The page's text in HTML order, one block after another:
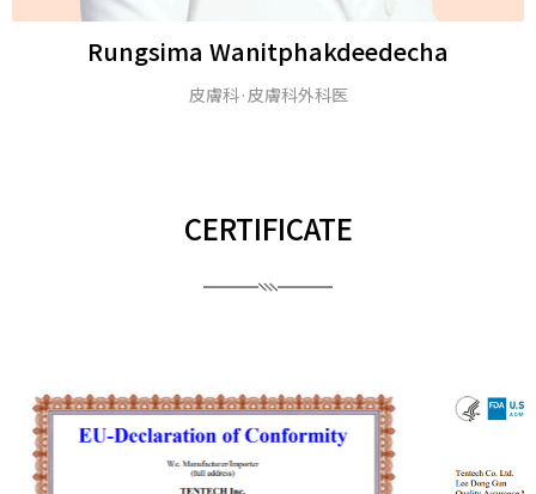
Michael H. Gold
M.D.とアメリカ皮膚科学アカデミー（FAAD）のフェロー
CERTIFICATE